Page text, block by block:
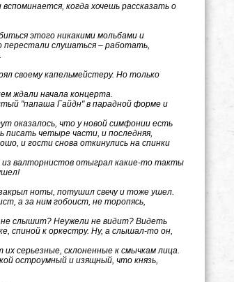
когда хочешь рассказать о
этого никакими мольбами и
слушаться – работать,
своему капельмейстеру. Но только
ждали начала концерта.
"папаша Гайдн" в парадной форме и
оказалось, что у новой симфонии есть
четыре части, и последняя,
и гости снова откинулись на спинки
из валторнистов отыграл какие-то такты
ноты, потушил свечу и тоже ушел.
а за ним гобоист, не торопясь,
не слышит? Неужели не видит? Видеть
спиной к оркестру. Ну, а слышал-то он,
серьезные, склоненные к смычкам лица.
остроумный и изящный, что князь,